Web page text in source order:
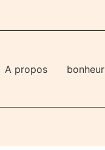
A propos bonheur